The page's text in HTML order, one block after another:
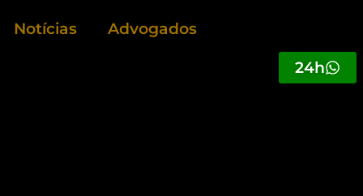
Notícias Advogados
24h